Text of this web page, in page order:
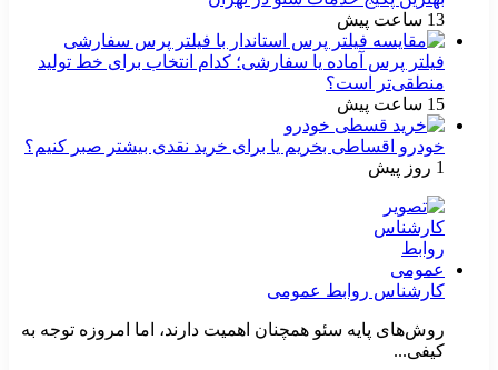
13 ساعت پیش
فیلتر پرس آماده یا سفارشی؛ کدام انتخاب برای خط تولید
منطقی‌تر است؟
15 ساعت پیش
خودرو اقساطی بخریم یا برای خرید نقدی بیشتر صبر کنیم؟
1 روز پیش
کارشناس روابط عمومی
روش‌های پایه سئو همچنان اهمیت دارند، اما امروزه توجه به
کیفی...